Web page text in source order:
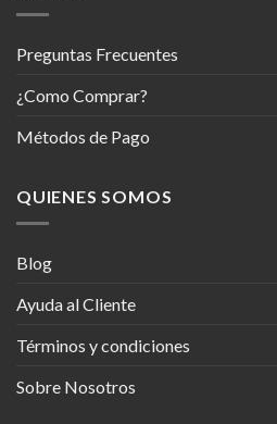
Preguntas Frecuentes
¿Como Comprar?
Métodos de Pago
QUIENES SOMOS
Blog
Ayuda al Cliente
Términos y condiciones
Sobre Nosotros